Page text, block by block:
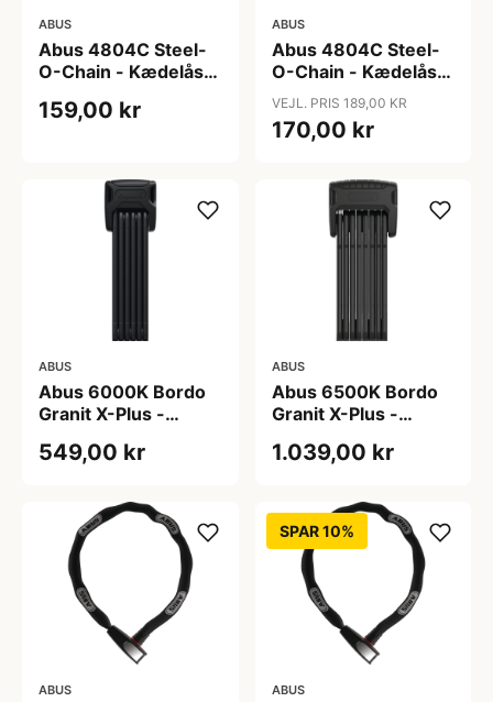
ABUS
Abus 4804C Steel-
O-Chain - Kædelås -
159,00 kr
ABUS
Abus 4804C Steel-
O-Chain - Kædelås -
75cm - Red symbols
VEJL. PRIS 189,00 KR
170,00 kr
ABUS
Abus 6000K Bordo
Granit X-Plus -
90cm
549,00 kr
ABUS
Abus 6500K Bordo
Granit X-Plus -
120cm
1.039,00 kr
ABUS
SPAR 10%
ABUS